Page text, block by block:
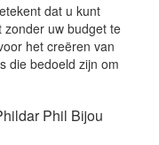
dat u kunt
zonder uw budget te
het creëren van
die bedoeld zijn om
Phil Bijou